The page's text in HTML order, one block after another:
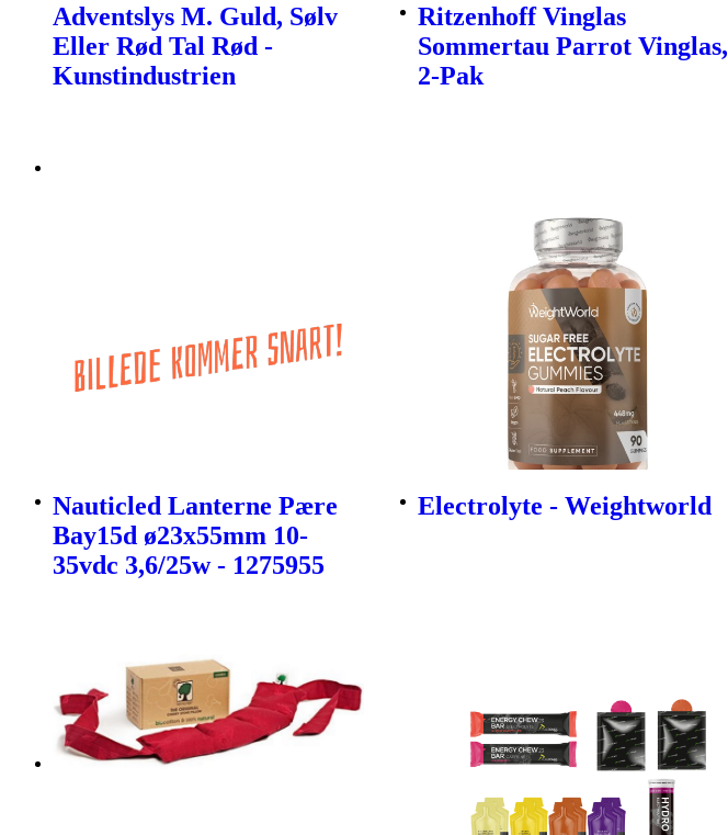
Adventslys M. Guld, Sølv
Eller Rød Tal Rød -
Kunstindustrien
Ritzenhoff Vinglas
Sommertau Parrot Vinglas,
2-Pak
Nauticled Lanterne Pære
Bay15d ø23x55mm 10-
35vdc 3,6/25w - 1275955
Electrolyte - Weightworld